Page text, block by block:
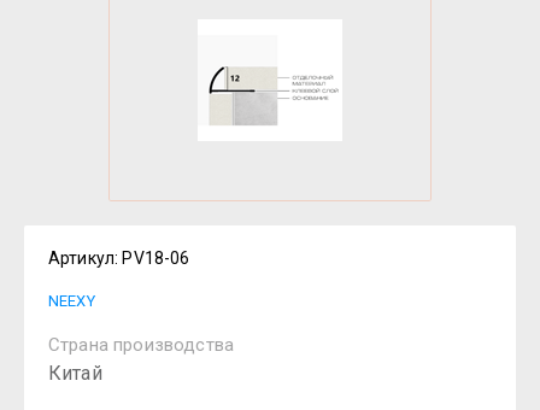
Артикул: PV18-06
NEEXY
Страна производства
Китай